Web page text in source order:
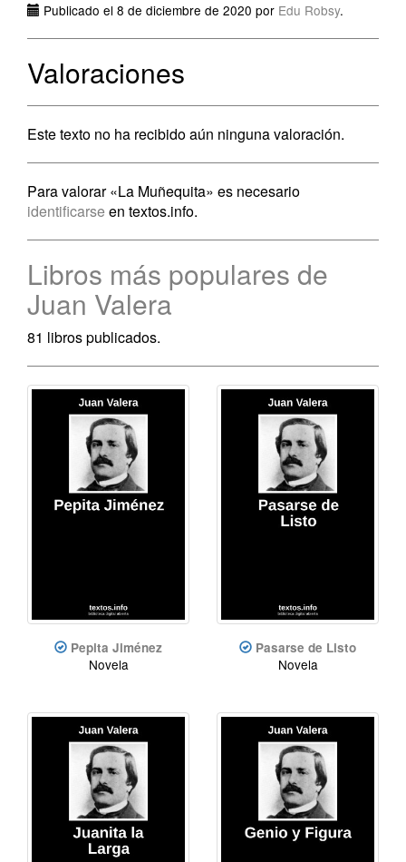
Publicado el 8 de diciembre de 2020 por Edu Robsy.
Valoraciones
Este texto no ha recibido aún ninguna valoración.
Para valorar «La Muñequita» es necesario
identificarse en textos.info.
Libros más populares de
Juan Valera
81 libros publicados.
Pepita Jiménez
Novela
Pasarse de Listo
Novela